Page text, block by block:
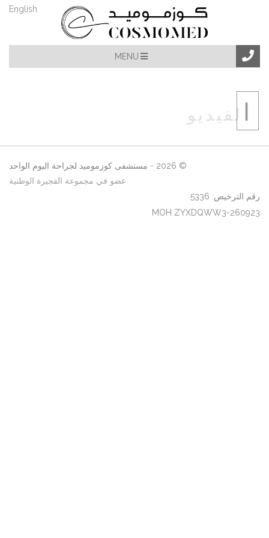
MENU
English
ا لفيديو
© 2026 - مستشفى كوزموميد لجراحة اليوم الواحد
عضو في مجموعة الفجيرة الوطنية
رقم الترخيص: 5336
MOH ZYXDQWW3-260923